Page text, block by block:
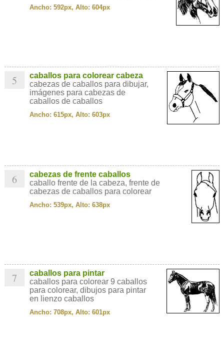
Ancho: 592px, Alto: 604px
5
caballos para colorear cabeza
cabezas de caballos para dibujar,
imágenes para cabezas de
caballos de caballos
Ancho: 615px, Alto: 603px
6
cabezas de frente caballos
caballo frente de la cabeza, frente de
cabezas de caballos para colorear
Ancho: 539px, Alto: 638px
7
caballos para pintar
caballos para colorear 9 caballos
para colorear, dibujos para pintar
en lienzo caballos
Ancho: 708px, Alto: 601px